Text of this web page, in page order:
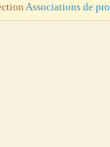
Associations de